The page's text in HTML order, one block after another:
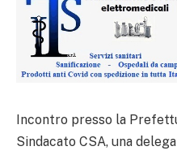
Incontro presso la
Sindacato CSA, una